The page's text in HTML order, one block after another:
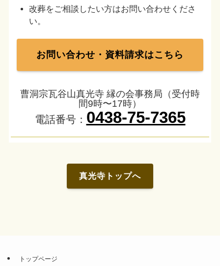
改葬をご相談したい方はお問い合わせくださ
い。
お問い合わせ・資料請求はこちら
曹洞宗瓦谷山真光寺 縁の会事務局（受付時
間9時〜17時）
電話番号： 0438-75-7365
真光寺トップへ
トップページ